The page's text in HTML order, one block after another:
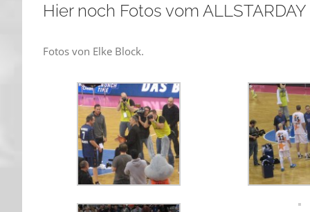
Hier noch Fotos vom ALLSTARDAY
Fotos von Elke Block.